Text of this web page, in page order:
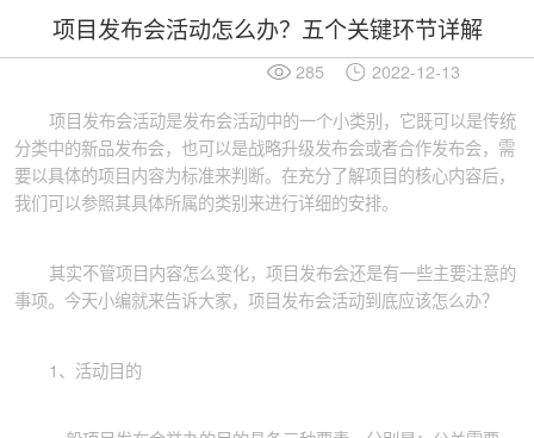
项目发布会活动怎么办？五个关键环节详解
285 2022-12-13
项目发布会活动是发布会活动中的一个小类别，它既可以是传统
分类中的新品发布会，也可以是战略升级发布会或者合作发布会，需
要以具体的项目内容为标准来判断。在充分了解项目的核心内容后，
我们可以参照其具体所属的类别来进行详细的安排。
其实不管项目内容怎么变化，项目发布会还是有一些主要注意的
事项。今天小编就来告诉大家，项目发布会活动到底应该怎么办？
1、活动目的